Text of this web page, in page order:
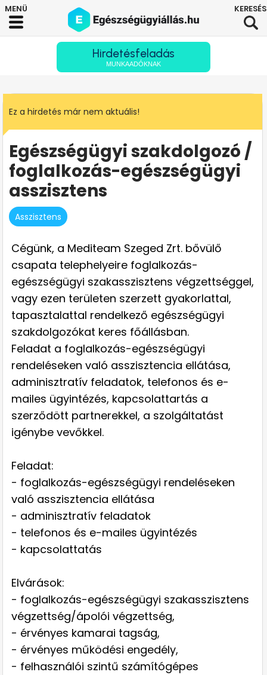
Hirdetésfeladás
MUNKAADÓKNAK
Ez a hirdetés már nem aktuális!
Egészségügyi szakdolgozó /
foglalkozás-egészségügyi
asszisztens
Asszisztens
Cégünk, a Mediteam Szeged Zrt. bővülő
csapata telephelyeire foglalkozás-
egészségügyi szakasszisztens végzettséggel,
vagy ezen területen szerzett gyakorlattal,
tapasztalattal rendelkező egészségügyi
szakdolgozókat keres főállásban.
Feladat a foglalkozás-egészségügyi
rendeléseken való asszisztencia ellátása,
adminisztratív feladatok, telefonos és e-
mailes ügyintézés, kapcsolattartás a
szerződött partnerekkel, a szolgáltatást
igénybe vevőkkel.
Feladat:
- foglalkozás-egészségügyi rendeléseken
való asszisztencia ellátása
- adminisztratív feladatok
- telefonos és e-mailes ügyintézés
- kapcsolattatás
Elvárások:
- foglalkozás-egészségügyi szakasszisztens
végzettség/ápolói végzettség,
- érvényes kamarai tagság,
- érvényes működési engedély,
- felhasználói szintű számítógépes